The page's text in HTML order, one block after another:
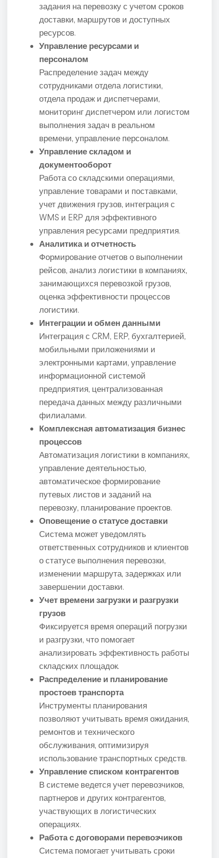
задания на перевозку с учетом сроков
доставки, маршрутов и доступных
ресурсов.
Управление ресурсами и
персоналом
Распределение задач между
сотрудниками отдела логистики,
отдела продаж и диспетчерами,
мониторинг диспетчером или логистом
выполнения задач в реальном
времени, управление персоналом.
Управление складом и
документооборот
Работа со складскими операциями,
управление товарами и поставками,
учет движения грузов, интеграция с
WMS и ERP для эффективного
управления ресурсами предприятия.
Аналитика и отчетность
Формирование отчетов о выполнении
рейсов, анализ логистики в компаниях,
занимающихся перевозкой грузов,
оценка эффективности процессов
логистики.
Интеграции и обмен данными
Интеграция с CRM, ERP, бухгалтерией,
мобильными приложениями и
электронными картами, управление
информационной системой
предприятия, централизованная
передача данных между различными
филиалами.
Комплексная автоматизация бизнес
процессов
Автоматизация логистики в компаниях,
управление деятельностью,
автоматическое формирование
путевых листов и заданий на
перевозку, планирование проектов.
Оповещение о статусе доставки
Система может уведомлять
ответственных сотрудников и клиентов
о статусе выполнения перевозки,
изменении маршрута, задержках или
завершении доставки.
Учет времени загрузки и разгрузки
грузов
Фиксируется время операций погрузки
и разгрузки, что помогает
анализировать эффективность работы
складских площадок.
Распределение и планирование
простоев транспорта
Инструменты планирования
позволяют учитывать время ожидания,
ремонтов и технического
обслуживания, оптимизируя
использование транспортных средств.
Управление списком контрагентов
В системе ведется учет перевозчиков,
партнеров и других контрагентов,
участвующих в логистических
операциях.
Работа с договорами перевозчиков
Система помогает учитывать сроки